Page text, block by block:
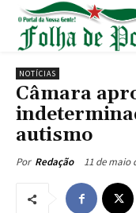
NOTÍCIAS
Câmara
autismo
Por Redação 11 de maio